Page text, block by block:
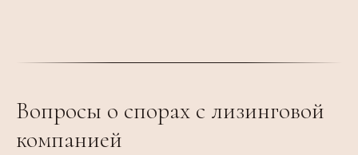
Вопросы о спорах с лизинговой
компанией